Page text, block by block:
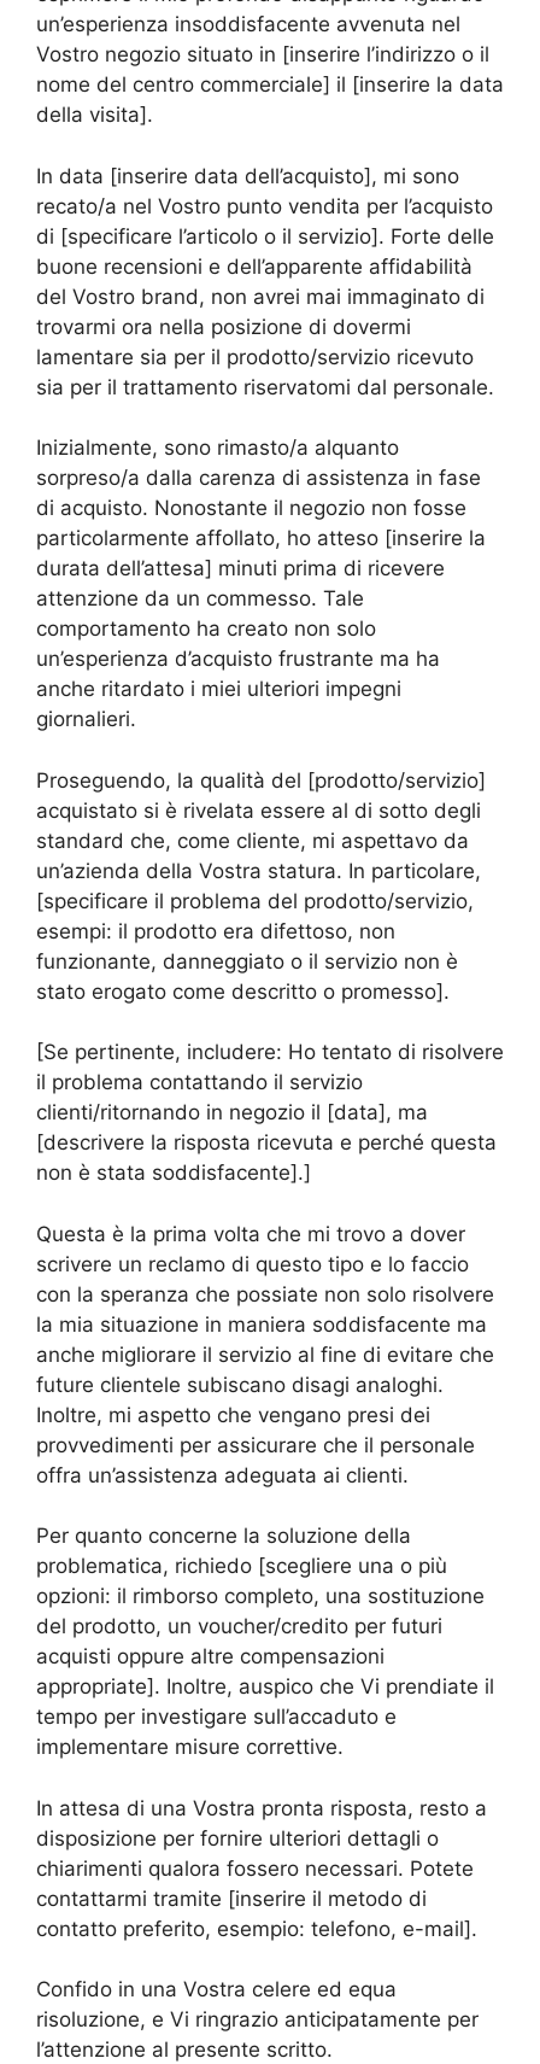
un’esperienza insoddisfacente avvenuta nel
Vostro negozio situato in [inserire l’indirizzo o il
nome del centro commerciale] il [inserire la data
della visita].
In data [inserire data dell’acquisto], mi sono
recato/a nel Vostro punto vendita per l’acquisto
di [specificare l’articolo o il servizio]. Forte delle
buone recensioni e dell’apparente affidabilità
del Vostro brand, non avrei mai immaginato di
trovarmi ora nella posizione di dovermi
lamentare sia per il prodotto/servizio ricevuto
sia per il trattamento riservatomi dal personale.
Inizialmente, sono rimasto/a alquanto
sorpreso/a dalla carenza di assistenza in fase
di acquisto. Nonostante il negozio non fosse
particolarmente affollato, ho atteso [inserire la
durata dell’attesa] minuti prima di ricevere
attenzione da un commesso. Tale
comportamento ha creato non solo
un’esperienza d’acquisto frustrante ma ha
anche ritardato i miei ulteriori impegni
giornalieri.
Proseguendo, la qualità del [prodotto/servizio]
acquistato si è rivelata essere al di sotto degli
standard che, come cliente, mi aspettavo da
un’azienda della Vostra statura. In particolare,
[specificare il problema del prodotto/servizio,
esempi: il prodotto era difettoso, non
funzionante, danneggiato o il servizio non è
stato erogato come descritto o promesso].
[Se pertinente, includere: Ho tentato di risolvere
il problema contattando il servizio
clienti/ritornando in negozio il [data], ma
[descrivere la risposta ricevuta e perché questa
non è stata soddisfacente].]
Questa è la prima volta che mi trovo a dover
scrivere un reclamo di questo tipo e lo faccio
con la speranza che possiate non solo risolvere
la mia situazione in maniera soddisfacente ma
anche migliorare il servizio al fine di evitare che
future clientele subiscano disagi analoghi.
Inoltre, mi aspetto che vengano presi dei
provvedimenti per assicurare che il personale
offra un’assistenza adeguata ai clienti.
Per quanto concerne la soluzione della
problematica, richiedo [scegliere una o più
opzioni: il rimborso completo, una sostituzione
del prodotto, un voucher/credito per futuri
acquisti oppure altre compensazioni
appropriate]. Inoltre, auspico che Vi prendiate il
tempo per investigare sull’accaduto e
implementare misure correttive.
In attesa di una Vostra pronta risposta, resto a
disposizione per fornire ulteriori dettagli o
chiarimenti qualora fossero necessari. Potete
contattarmi tramite [inserire il metodo di
contatto preferito, esempio: telefono, e-mail].
Confido in una Vostra celere ed equa
risoluzione, e Vi ringrazio anticipatamente per
l’attenzione al presente scritto.